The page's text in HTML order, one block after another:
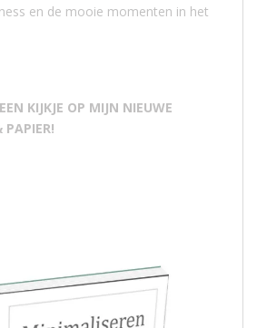
en de mooie momenten in het
KIJKJE OP MIJN NIEUWE
PAPIER!